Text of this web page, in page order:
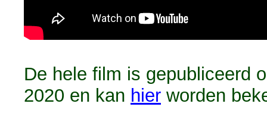
De hele film is gepubliceerd
2020 en kan hier worden